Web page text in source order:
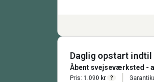
Daglig opstart indtil
Åbent svejseværksted -
Pris: 1.090 kr. ?